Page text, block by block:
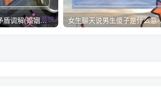
贵州婚姻家庭矛盾调解(婚姻家庭矛盾调解案例) 女生聊天说男